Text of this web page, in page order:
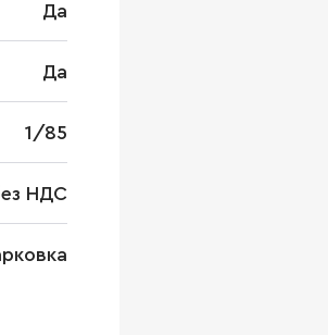
Да
Да
1/85
НДС